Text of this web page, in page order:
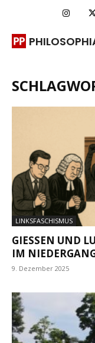
LINKSFASCHISMUS
GIESSEN UND
M NIEDERGANG
9. Dezember 2025